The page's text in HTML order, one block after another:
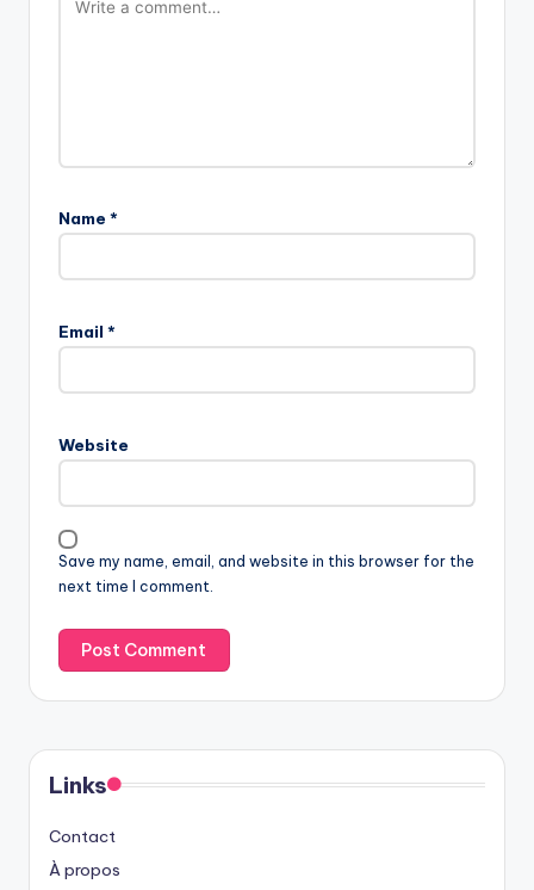
Name *
Email *
Website
Save my name, email, and website in this browser for the
next time I comment.
Links
Contact
À propos